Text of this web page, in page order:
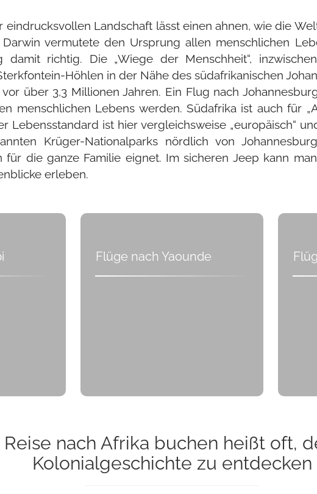
eindrucksvollen Landschaft lässt einen ahnen, wie die
vermutete den Ursprung allen menschlichen
richtig. Die „Wiege der Menschheit“, inzwischen
Höhlen in der Nähe des südafrikanischen
über 3,3 Millionen Jahren. Ein Flug nach
menschlichen Lebens werden. Südafrika ist auch für
Lebensstandard ist hier vergleichsweise „europäisch“
Krüger-Nationalparks nördlich von
für die ganze Familie eignet. Im sicheren Jeep kann
erleben.
Flüge nach Yaounde
Reise nach Afrika buchen heißt oft,
Kolonialgeschichte zu entdecken